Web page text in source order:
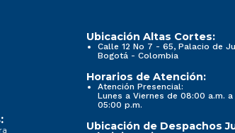
Ubicación Altas Cortes:
Calle 12 No 7 - 65, Palacio de
Bogotá - Colombia
Horarios de Atención:
Atención Presencial:
Lunes a Viernes de 08:00 a.m.
05:00 p.m.
Ubicación de Despachos